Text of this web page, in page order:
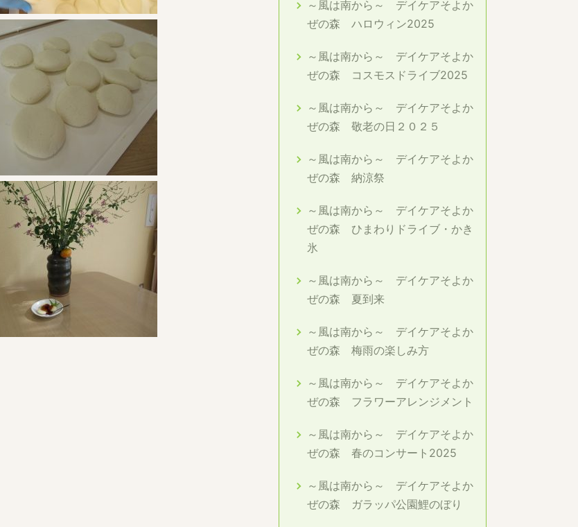
～風は南から～ デイケアそよか
ぜの森 ハロウィン2025
～風は南から～ デイケアそよか
ぜの森 コスモスドライブ2025
～風は南から～ デイケアそよか
ぜの森 敬老の日２０２５
～風は南から～ デイケアそよか
ぜの森 納涼祭
～風は南から～ デイケアそよか
ぜの森 ひまわりドライブ・かき
氷
～風は南から～ デイケアそよか
ぜの森 夏到来
～風は南から～ デイケアそよか
ぜの森 梅雨の楽しみ方
～風は南から～ デイケアそよか
ぜの森 フラワーアレンジメント
～風は南から～ デイケアそよか
ぜの森 春のコンサート2025
～風は南から～ デイケアそよか
ぜの森 ガラッパ公園鯉のぼり